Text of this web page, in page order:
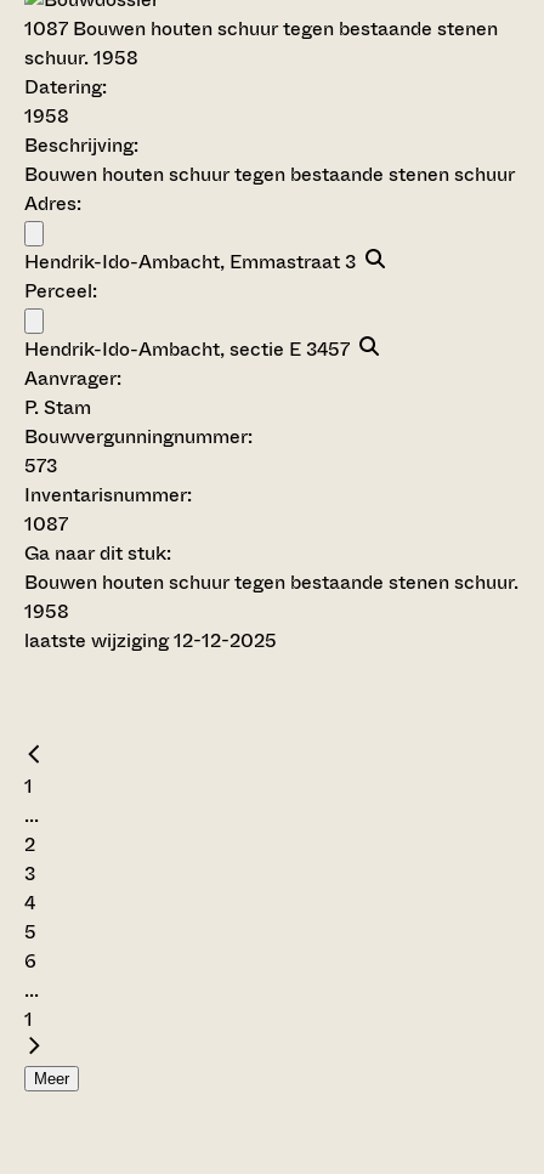
1087 Bouwen houten schuur tegen bestaande stenen
schuur. 1958
Datering:
1958
Beschrijving:
Bouwen houten schuur tegen bestaande stenen schuur
Adres:
Hendrik-Ido-Ambacht, Emmastraat 3
Perceel:
Hendrik-Ido-Ambacht, sectie E 3457
Aanvrager:
P. Stam
Bouwvergunningnummer:
573
Inventarisnummer:
1087
Ga naar dit stuk:
Bouwen houten schuur tegen bestaande stenen schuur.
1958
laatste wijziging 12-12-2025
1
...
2
3
4
5
6
...
1
Meer